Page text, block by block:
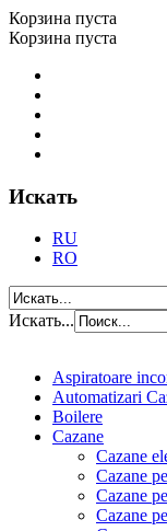
Корзина пуста
Корзина пуста
Искать
RU
RO
Искать...
Aspiratoare
Automatizari
Boilere
Cazane
Cazane
Cazane
Cazane
Cazane